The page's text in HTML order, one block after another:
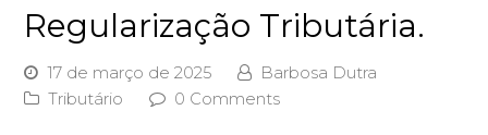
Regularização Tributária.
17 de março de 2025
Barbosa Dutra
Tributário
0 Comments